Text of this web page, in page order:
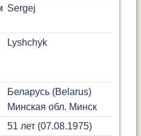
Sergej
Lyshchyk
Беларусь (Belarus)
Минская обл. Минск
51 лет (07.08.1975)